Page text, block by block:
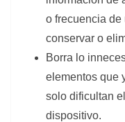
o frecuencia de
conservar o
Borra lo
elementos que
solo dificultan
dispositivo.